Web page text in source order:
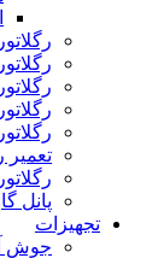
تعمیر
رگلاتور c10
پانل
تجهیزات
جوش